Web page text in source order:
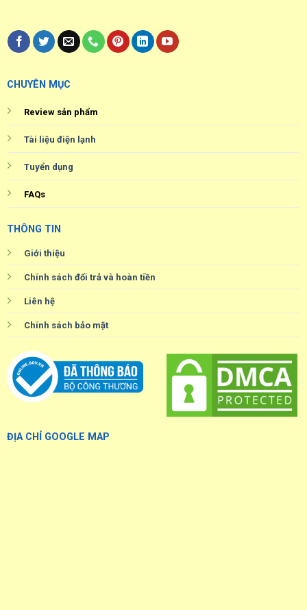
CHUYÊN MỤC
Review sản phẩm
Tài liệu điện lạnh
Tuyển dụng
FAQs
THÔNG TIN
Giới thiệu
Chính sách đổi trả và hoàn tiền
Liên hệ
Chính sách bảo mật
ĐỊA CHỈ GOOGLE MAP